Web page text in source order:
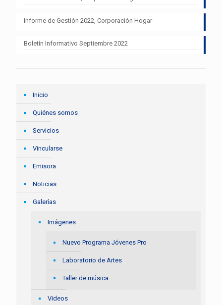
Informe de Gestión 2022, Corporación Hogar
Boletín Informativo Septiembre 2022
Inicio
Quiénes somos
Servicios
Vincularse
Emisora
Noticias
Galerías
Imágenes
Nuevo Programa Jóvenes Pro
Laboratorio de Artes
Taller de música
Videos